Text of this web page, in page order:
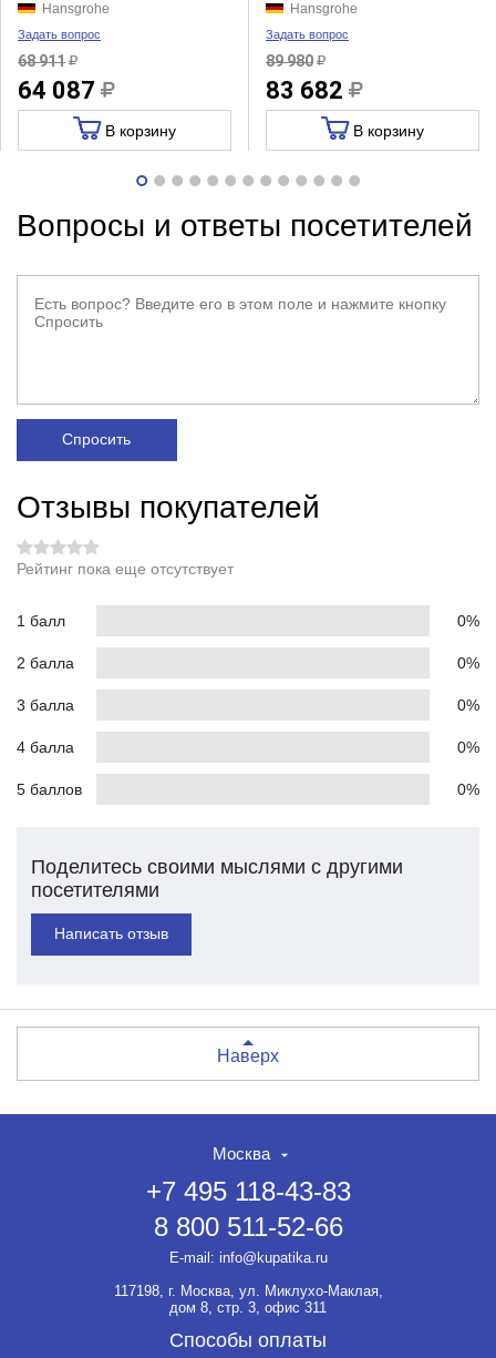
Hansgrohe
Задать вопрос
68 911
64 087
В корзину
Hansgrohe
Задать вопрос
89 980
83 682
В корзину
Вопросы и ответы посетителей
Спросить
Отзывы покупателей
Рейтинг пока еще отсутствует
1 балл 0%
2 балла 0%
3 балла 0%
4 балла 0%
5 баллов 0%
Поделитесь своими мыслями с другими
посетителями
Написать отзыв
Наверх
Москва
+7 495 118-43-83
8 800 511-52-66
E-mail: info@kupatika.ru
117198, г. Москва, ул. Миклухо-Маклая,
дом 8, стр. 3, офис 311
Способы оплаты